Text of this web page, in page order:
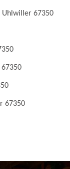
Uhlwiller 67350
67350